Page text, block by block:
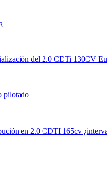
del 2.0 CDTi 130CV
pilotado
en 2.0 CDTI 165cv